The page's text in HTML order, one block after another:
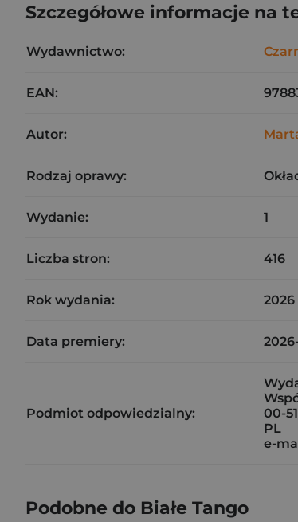
Szczegółowe informacje na
Wydawnictwo:
EAN:
Autor:
Rodzaj oprawy:
Wydanie: 1
Liczba stron: 416
Rok wydania: 2026
Data premiery:
Podmiot odpowiedzialny:
00-
PL
e-
Podobne do Białe Tango